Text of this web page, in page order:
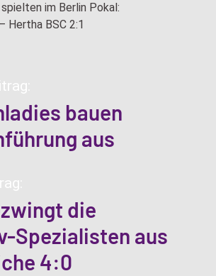
im Berlin Pokal:
Hertha BSC 2:1
bauen
aus
die
Spezialisten aus
4:0